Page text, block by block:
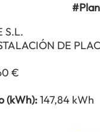
S.L.
DE
€
(kWh):147,84 kWh